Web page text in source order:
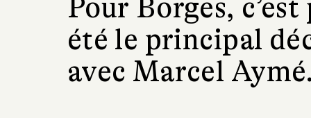
Pour Borges,
été le principal
avec Marcel